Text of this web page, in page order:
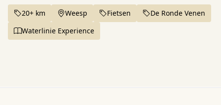
20+ km Weesp Fietsen
De Ronde Venen
Waterlinie Experience